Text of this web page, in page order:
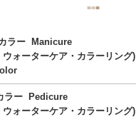
■■■
ラー Manicure
ウォーターケア・カラーリング)
ラー Pedicure
ウォーターケア・カラーリング)